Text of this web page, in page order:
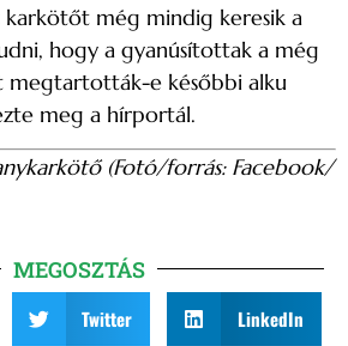
még mindig keresik a
hogy a gyanúsítottak a még
megtartották-e későbbi alku
meg a hírportál.
(Fotó/forrás: Facebook/
MEGOSZTÁS
Twitter LinkedIn